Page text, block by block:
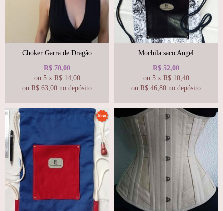
Choker Garra de Dragão
R$ 70,00
ou 5 x R$ 14,00
ou R$ 63,00 no depósito
Mochila saco Angel
R$ 52,00
ou 5 x R$ 10,40
ou R$ 46,80 no depósito